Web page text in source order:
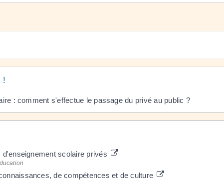
!
: comment s'effectue le passage du privé au public ?
scolaire privés
de compétences et de culture